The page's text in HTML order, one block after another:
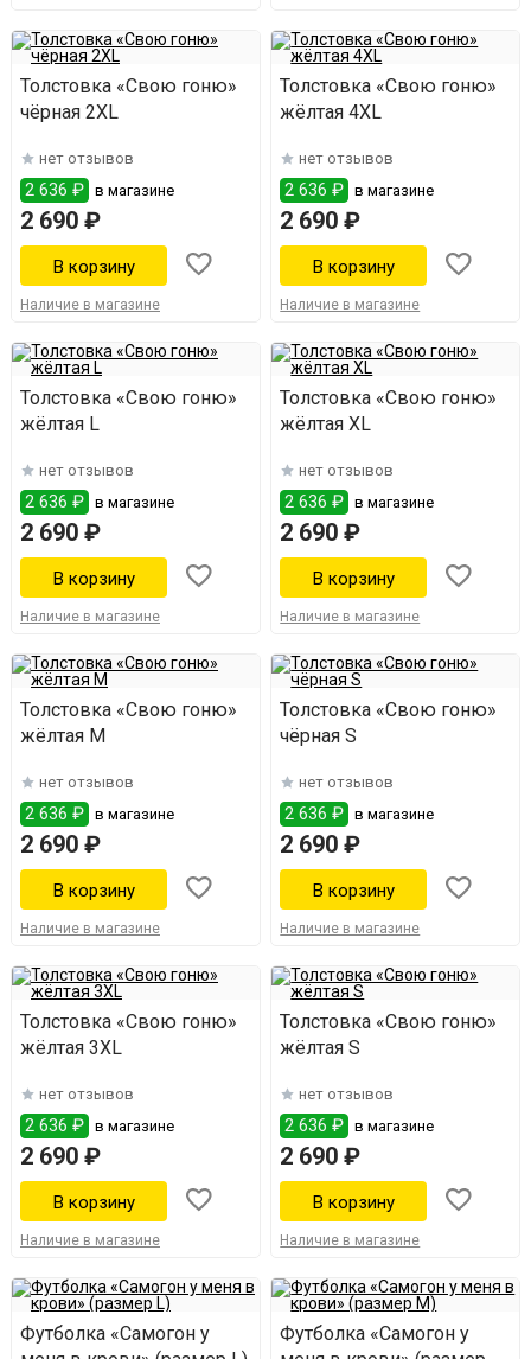
Толстовка «Свою гоню»
чёрная 2XL
нет отзывов
2 636 ₽ в магазине
2 690 ₽
Наличие в магазине
Толстовка «Свою гоню»
жёлтая 4XL
нет отзывов
2 636 ₽ в магазине
2 690 ₽
Наличие в магазине
Толстовка «Свою гоню»
жёлтая L
нет отзывов
2 636 ₽ в магазине
2 690 ₽
Наличие в магазине
Толстовка «Свою гоню»
жёлтая XL
нет отзывов
2 636 ₽ в магазине
2 690 ₽
Наличие в магазине
Толстовка «Свою гоню»
жёлтая M
нет отзывов
2 636 ₽ в магазине
2 690 ₽
Наличие в магазине
Толстовка «Свою гоню»
чёрная S
нет отзывов
2 636 ₽ в магазине
2 690 ₽
Наличие в магазине
Толстовка «Свою гоню»
жёлтая 3XL
нет отзывов
2 636 ₽ в магазине
2 690 ₽
Наличие в магазине
Толстовка «Свою гоню»
жёлтая S
нет отзывов
2 636 ₽ в магазине
2 690 ₽
Наличие в магазине
Футболка «Самогон у
Футболка «Самогон у